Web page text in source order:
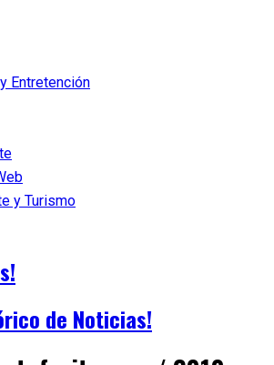
Entretención
y Turismo
de Noticias!